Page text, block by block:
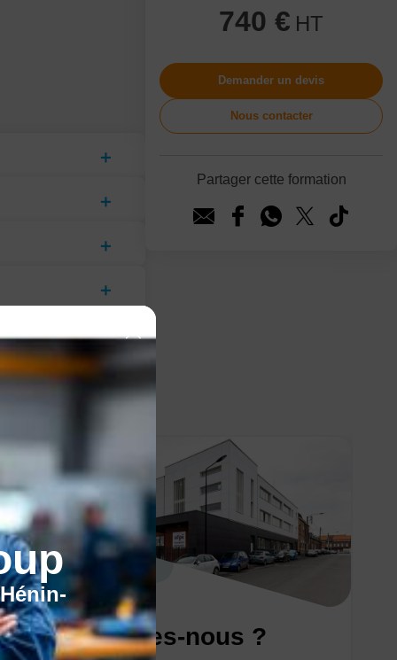
740 € HT
Demander un devis
Nous contacter
Partager cette formation
Qui sommes-nous ?